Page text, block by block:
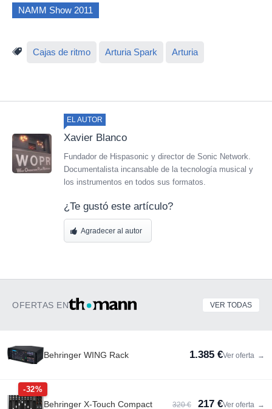
NAMM Show 2011
Cajas de ritmo Arturia Spark Arturia
EL AUTOR
Xavier Blanco
Fundador de Hispasonic y director de Sonic Network.
Documentalista incansable de la tecnología musical y
los instrumentos en todos sus formatos.
¿Te gustó este artículo?
Agradecer al autor
OFERTAS EN VER TODAS
Behringer WING Rack 1.385 €Ver oferta →
-32%
Behringer X-Touch Compact 320 € 217 €Ver oferta →